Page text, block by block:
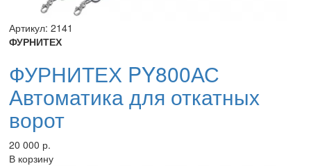
Артикул: 2141
ФУРНИТЕХ
ФУРНИТЕХ PY800АС
Автоматика для откатных
ворот
20 000 р.
В корзину